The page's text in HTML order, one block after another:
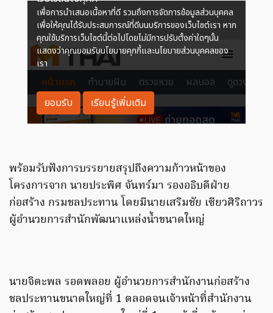
พร้อมรับฟังการบรรยายสรุปถึงความก้าวหน้าของ
โครงการจาก นายประพิศ จันทร์มา รองอธิบดีฝ่าย
ก่อสร้าง กรมชลประทาน โดยมีนายเสริมชัย เซียวศิริถาวร
ผู้อํานวยการสํานักพัฒนาแหล่งน้ำขนาดใหญ่
นายจิตะพล รอดพลอย ผู้อำนวยการสำนักงานก่อสร้าง
ชลประทานขนาดใหญ่ที่ 1 ตลอดจนเจ้าหน้าที่สํานักงาน